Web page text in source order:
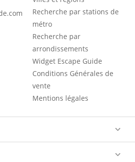
Recherche par stations de
métro
Recherche par
arrondissements
Widget Escape Guide
Conditions Générales de
vente
Mentions légales